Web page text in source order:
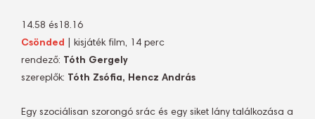
14.58 és18.16
Csönded | kisjáték film, 14 perc
rendező: Tóth Gergely
szereplők: Tóth Zsófia, Hencz András
Egy szociálisan szorongó srác és egy siket lány találkozása a